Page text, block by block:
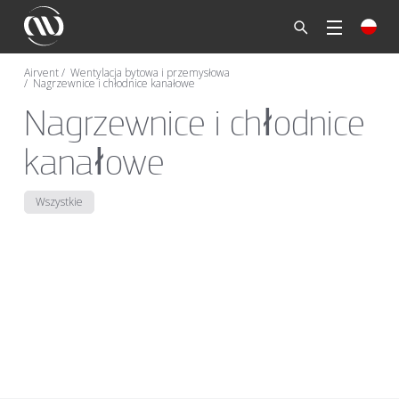
Airvent Wentylacja bytowa i przemysłowa
Nagrzewnice i chłodnice kanałowe
Nagrzewnice i chłodnice
kanałowe
Wszystkie